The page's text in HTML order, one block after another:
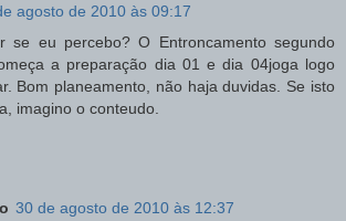
agosto de 2010 às 09:17
se eu percebo? O Entroncamento segundo
a preparação dia 01 e dia 04joga logo
Bom planeamento, não haja duvidas. Se isto
imagino o conteudo.
30 de agosto de 2010 às 12:37